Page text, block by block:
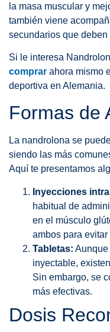
la masa muscular y
también viene
secundarios que
Si le interesa
comprar ahora mismo
deportiva en Alemania.
Formas de
La nandrolona se
siendo las más
Aquí te presentamos
Inyecciones
habitual de
en el músculo
ambos para
Tabletas: Aunque
inyectable,
Sin embargo, se
más efectivas.
Dosis